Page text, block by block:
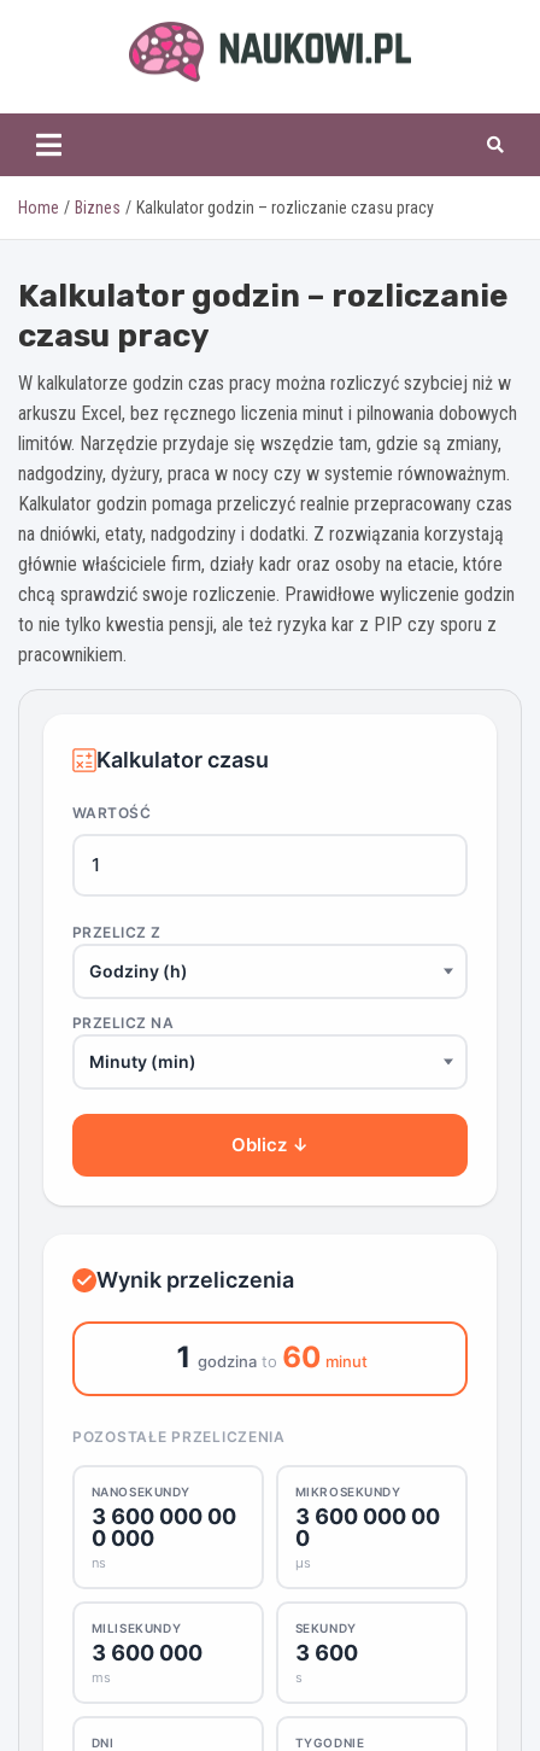
naukowi.pl
Home Biznes Kalkulator godzin – rozliczanie czasu pracy
Kalkulator godzin – rozliczanie
czasu pracy
W kalkulatorze godzin czas pracy można rozliczyć szybciej niż w
arkuszu Excel, bez ręcznego liczenia minut i pilnowania dobowych
limitów. Narzędzie przydaje się wszędzie tam, gdzie są zmiany,
nadgodziny, dyżury, praca w nocy czy w systemie równoważnym.
Kalkulator godzin pomaga przeliczyć realnie przepracowany czas
na dniówki, etaty, nadgodziny i dodatki. Z rozwiązania korzystają
głównie właściciele firm, działy kadr oraz osoby na etacie, które
chcą sprawdzić swoje rozliczenie. Prawidłowe wyliczenie godzin
to nie tylko kwestia pensji, ale też ryzyka kar z PIP czy sporu z
pracownikiem.
Kalkulator czasu
WARTOŚĆ
PRZELICZ Z
PRZELICZ NA
Oblicz ↓
Wynik przeliczenia
1 godzina to 60 minut
POZOSTAŁE PRZELICZENIA
NANOSEKUNDY
3 600 000 00
0 000
ns
MIKROSEKUNDY
3 600 000 00
0
μs
MILISEKUNDY
3 600 000
ms
SEKUNDY
3 600
s
DNI TYGODNIE